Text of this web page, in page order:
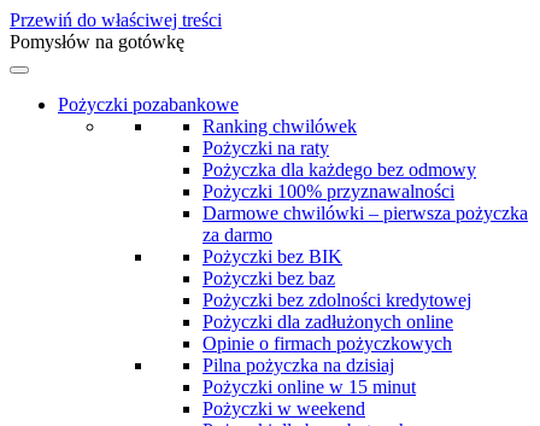
Przewiń do właściwej treści
Pomysłów na gotówkę
Pożyczki pozabankowe
Ranking chwilówek
Pożyczki na raty
Pożyczka dla każdego bez odmowy
Pożyczki 100% przyznawalności
Darmowe chwilówki – pierwsza pożyczka
za darmo
Pożyczki bez BIK
Pożyczki bez baz
Pożyczki bez zdolności kredytowej
Pożyczki dla zadłużonych online
Opinie o firmach pożyczkowych
Pilna pożyczka na dzisiaj
Pożyczki online w 15 minut
Pożyczki w weekend